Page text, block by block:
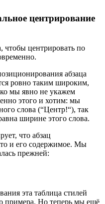
центрирование
центрировать по
абзаца
ровно таким широким,
мы явно не укажем
этого и хотим: мы
слова (“Центр!“), так
ширине этого слова.
что абзац
и его содержимое. Мы
прежней:
эта таблица стилей
примера. Но теперь мы ещё